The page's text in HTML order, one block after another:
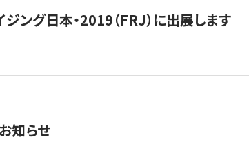
ジング日本・2019（FRJ）に出展します
知らせ